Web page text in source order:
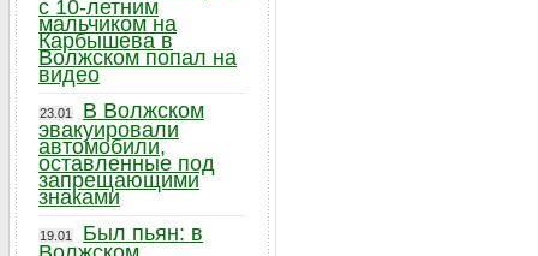
с 10-летним
мальчиком на
Карбышева в
Волжском попал на
видео
23.01
В Волжском
эвакуировали
автомобили,
оставленные под
запрещающими
знаками
19.01
Был пьян: в